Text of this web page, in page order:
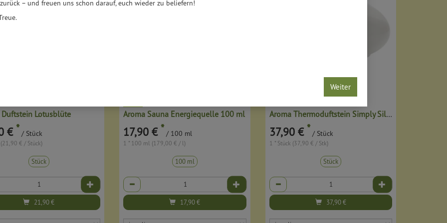
– und freuen uns schon darauf, euch wieder zu beliefern!
Weiter
Duftstein Lotusblüte
€* / Stück
€ / Stück)
Stück
21,90€
Aroma Sauna Energiequelle 100 ml
17,90 € * / 100 ml
1 * 100 ml (179,00 € / l)
100 ml
Anzahl
17,90€
Aroma Thermoduftstein Simply Silent
37,90 €* / Stück
1 * Stück (37,90 € / Stk)
Stück
Anzahl
37,90€